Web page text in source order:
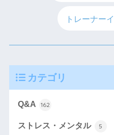
トレーナー
カテゴリ
Q&A 162
ストレス・メンタル 5